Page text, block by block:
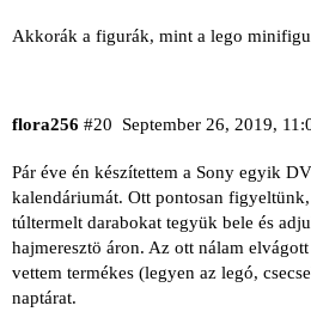
Akkorák a figurák, mint a lego
flora256 September 26, 2019,
#20
Pár éve én készítettem a Sony egyik
kalendáriumát. Ott pontosan
túltermelt darabokat tegyük bele és
hajmeresztö áron. Az ott nálam
vettem termékes (legyen az legó,
naptárat.